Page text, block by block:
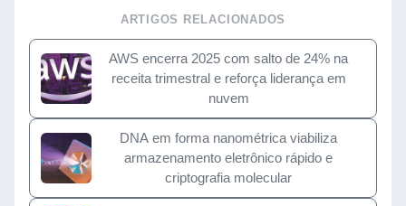
ARTIGOS RELACIONADOS
AWS encerra 2025 com salto de 24% na
receita trimestral e reforça liderança em
nuvem
DNA em forma nanométrica viabiliza
armazenamento eletrônico rápido e
criptografia molecular